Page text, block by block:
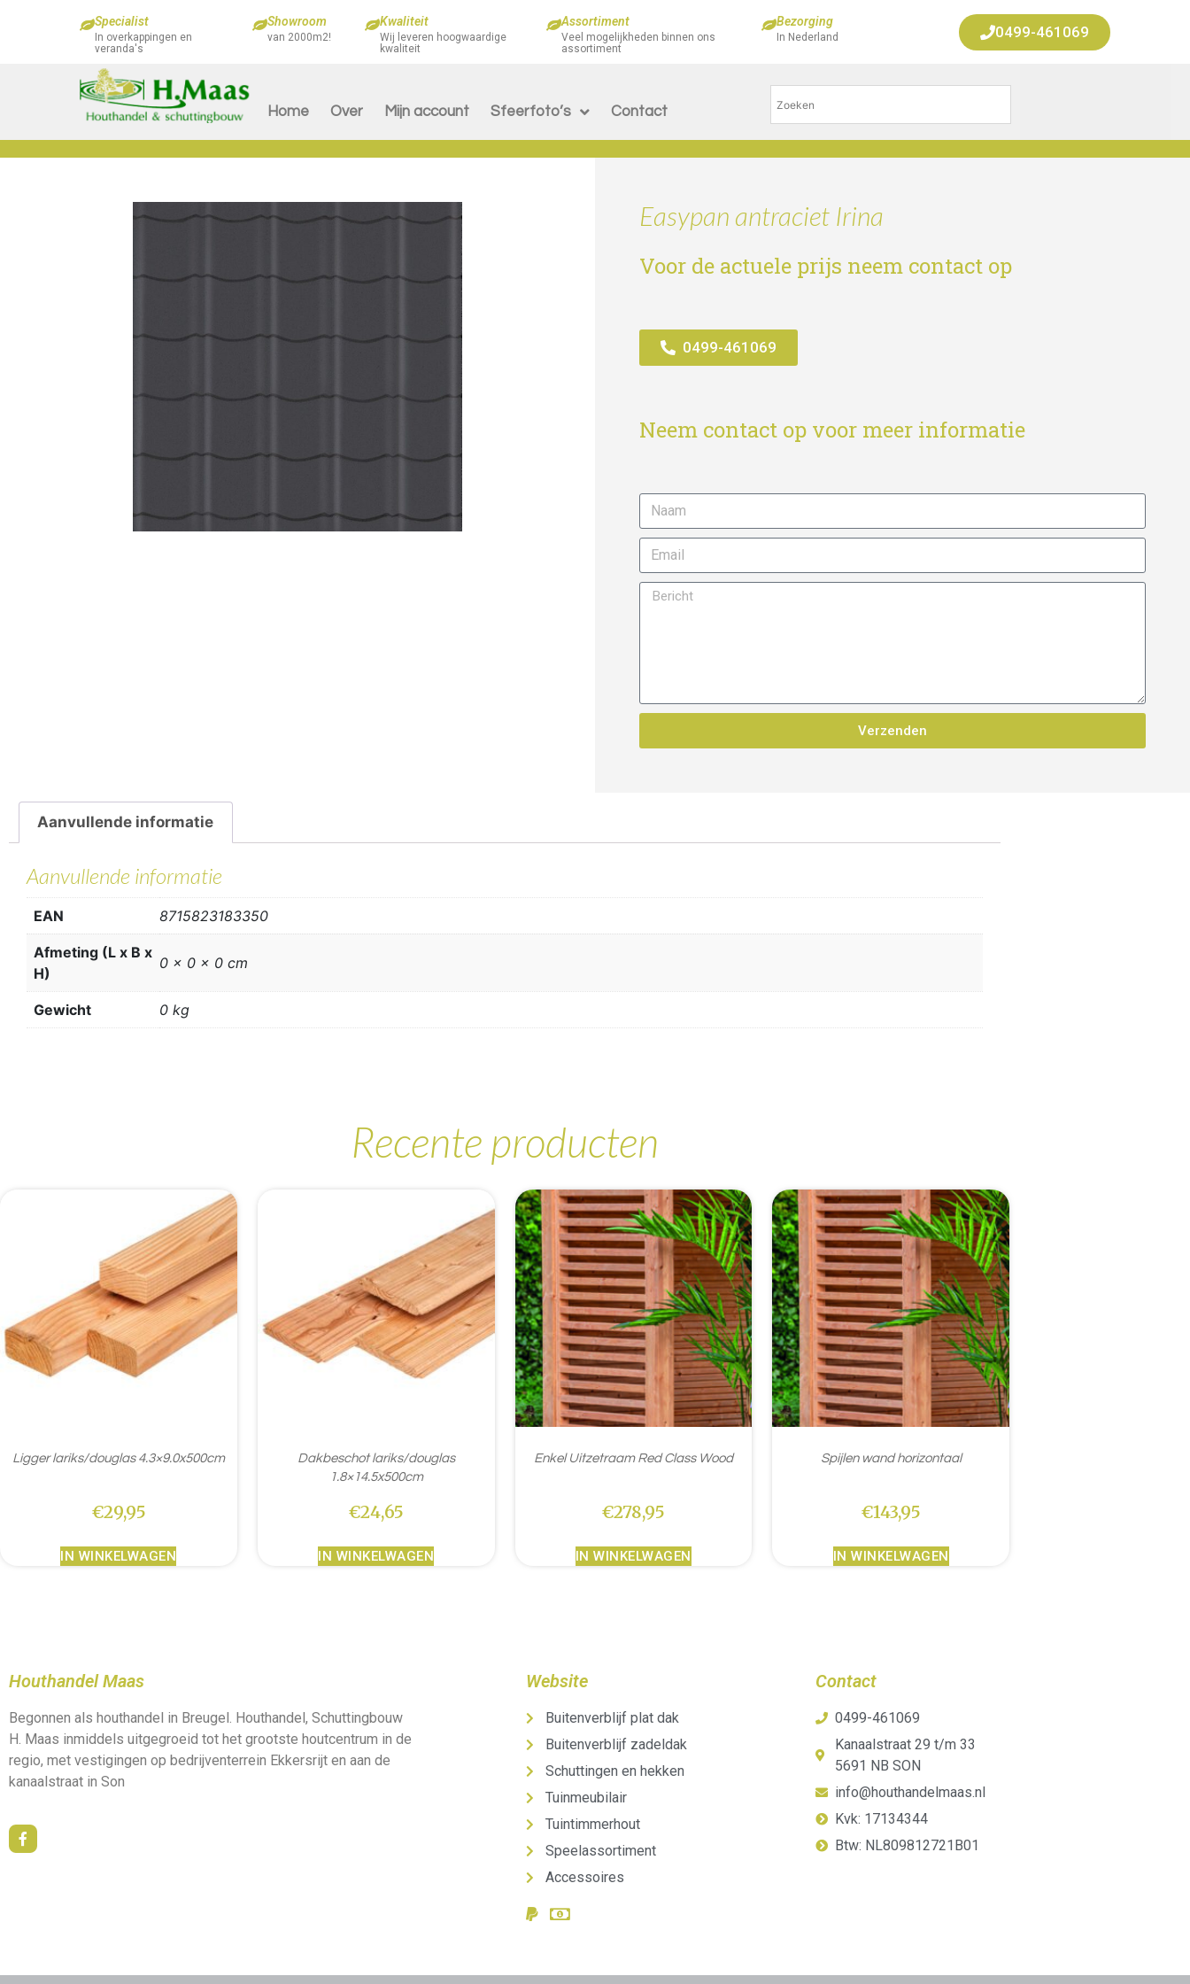
Specialist
In overkappingen en
veranda's
Showroom
van 2000m2!
Kwaliteit
Wij leveren hoogwaardige
kwaliteit
Assortiment
Veel mogelijkheden binnen ons
assortiment
Bezorging
In Nederland 0499-461069
Home Over Mijn account Sfeerfoto’s Contact
Easypan antraciet Irina
Voor de actuele prijs neem contact op
0499-461069
Neem contact op voor meer informatie
Verzenden
Aanvullende informatie
Aanvullende informatie
EAN 8715823183350
Afmeting (L x B x
H)
0 x 0 x 0 cm
Gewicht 0 kg
Recente producten
Ligger lariks/douglas 4.3×9.0x500cm
€29,95
IN WINKELWAGEN
Dakbeschot lariks/douglas
1.8×14.5x500cm
€24,65
IN WINKELWAGEN
Enkel Uitzetraam Red Class Wood
€278,95
IN WINKELWAGEN
Spijlen wand horizontaal
€143,95
IN WINKELWAGEN
Houthandel Maas
Begonnen als houthandel in Breugel. Houthandel, Schuttingbouw
H. Maas inmiddels uitgegroeid tot het grootste houtcentrum in de
regio, met vestigingen op bedrijventerrein Ekkersrijt en aan de
kanaalstraat in Son
Website
Buitenverblijf plat dak
Buitenverblijf zadeldak
Schuttingen en hekken
Tuinmeubilair
Tuintimmerhout
Speelassortiment
Accessoires
Contact
0499-461069
Kanaalstraat 29 t/m 33
5691 NB SON
info@houthandelmaas.nl
Kvk: 17134344
Btw: NL809812721B01